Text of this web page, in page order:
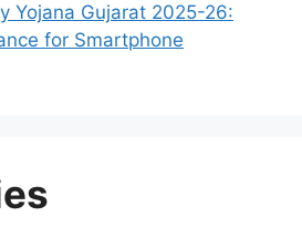
Yojana Gujarat 2025-26:
for Smartphone